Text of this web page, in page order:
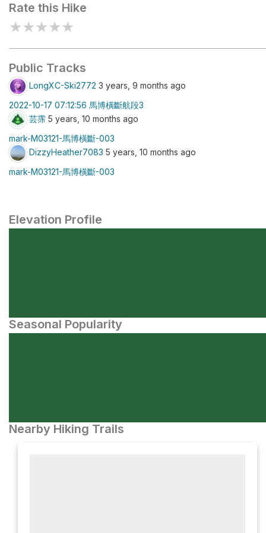
Rate this Hike
★★★★★
Public Tracks
LongXC-Ski2772 3 years, 9 months ago
2022-10-17 07:12:56 馬博橫斷航段3
芸霈 5 years, 10 months ago
mark-M03121-馬博橫斷-003
DizzyHeather7083 5 years, 10 months ago
mark-M03121-馬博橫斷-003
Elevation Profile
Seasonal Popularity
Nearby Hiking Trails